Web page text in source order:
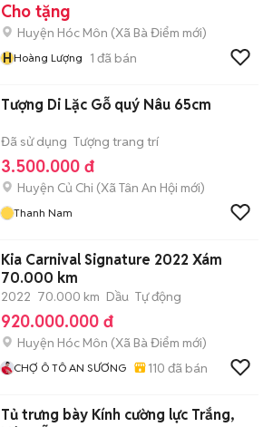
Cho tặng
Huyện Hóc Môn (Xã Bà Điểm mới)
HHoàng Lượng 1 đã bán
Tượng Di Lặc Gỗ quý Nâu 65cm
Đã sử dụng Tượng trang trí
3.500.000 đ
Huyện Củ Chi (Xã Tân An Hội mới)
Thanh Nam
Kia Carnival Signature 2022 Xám
70.000 km
2022 70.000 km Dầu Tự động
920.000.000 đ
Huyện Hóc Môn (Xã Bà Điểm mới)
CHỢ Ô TÔ AN SƯƠNG 110 đã bán
Tủ trưng bày Kính cường lực Trắng,